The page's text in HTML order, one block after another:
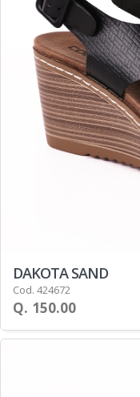
DAKOTA SAND
Cod. 424672
Q. 150.00